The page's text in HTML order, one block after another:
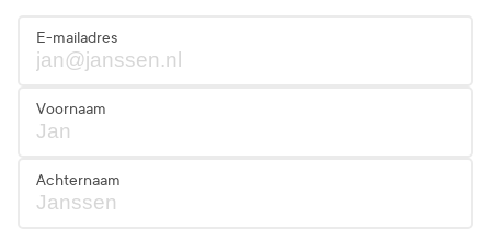
E-mailadres
Voornaam
Achternaam